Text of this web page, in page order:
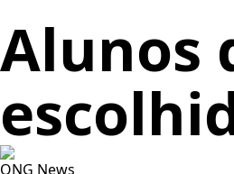
Alunos
ONG News